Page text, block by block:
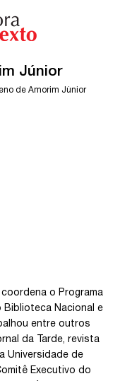
Júnior
de Amorim Júnior
o Programa
Biblioteca Nacional e
entre outros
da Tarde, revista
Universidade de
Executivo do